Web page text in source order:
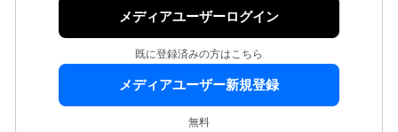
メディアユーザーログイン
既に登録済みの方はこちら
メディアユーザー新規登録
無料